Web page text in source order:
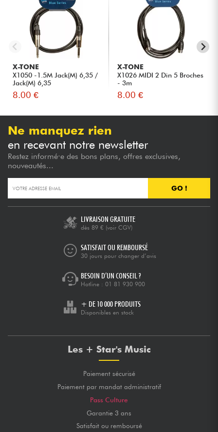
X-TONE
X1050 -1.5M Jack(M) 6,35 /
Jack(M) 6,35
8.00 €
X-TONE
X1026 MIDI 2 Din 5 Broches
- 3m
8.00 €
Ne manquez rien
en recevant notre newsletter
Restez informé·e des bons plans, offres exclusives,
nouveautés...
GO !
LIVRAISON GRATUITE
dès 89 € (voir CGV)
SATISFAIT OU REMBOURSÉ
30 jours pour changer d’avis
BESOIN D’UN CONSEIL ?
Hotline : 01 81 930 900
+ DE 10 000 PRODUITS
Disponibles en stock
Les + Star's Music
Paiement sécurisé
Paiement par mandat administratif
Pass Culture
Garantie 3 ans
Satisfait ou remboursé